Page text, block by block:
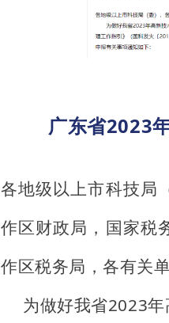
广东省2023
各地级以上市科技局
作区财政局，国家税
作区税务局，各有关
为做好我省2023